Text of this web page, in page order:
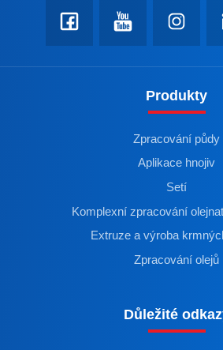
Produkty
Zpracování půdy
Aplikace hnojiv
Setí
Komplexní zpracování
Extruze a výroba
Zpracování olejů
Důležité